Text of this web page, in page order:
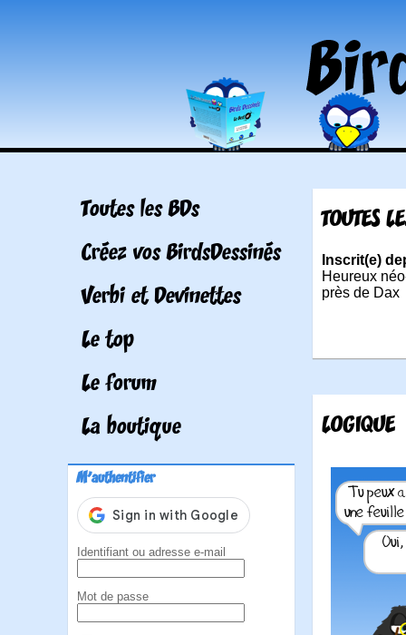
Toutes les BDs
Créez vos BirdsDessinés
Verbi et Devinettes
Le top
Le forum
La boutique
M'authentifier
Identifiant ou adresse e-mail
Mot de passe
TOUTES
Inscrit(e)
Heureux
près de Dax
LOGIQUE